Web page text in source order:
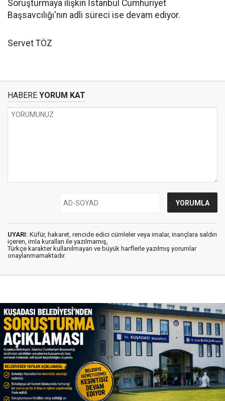
Soruşturmaya ilişkin İstanbul Cumhuriyet
Başsavcılığı'nın adli süreci ise devam ediyor.
Servet TÖZ
HABERE YORUM KAT
UYARI: Küfür, hakaret, rencide edici cümleler veya imalar, inançlara saldırı
içeren, imla kuralları ile yazılmamış,
Türkçe karakter kullanılmayan ve büyük harflerle yazılmış yorumlar
onaylanmamaktadır.